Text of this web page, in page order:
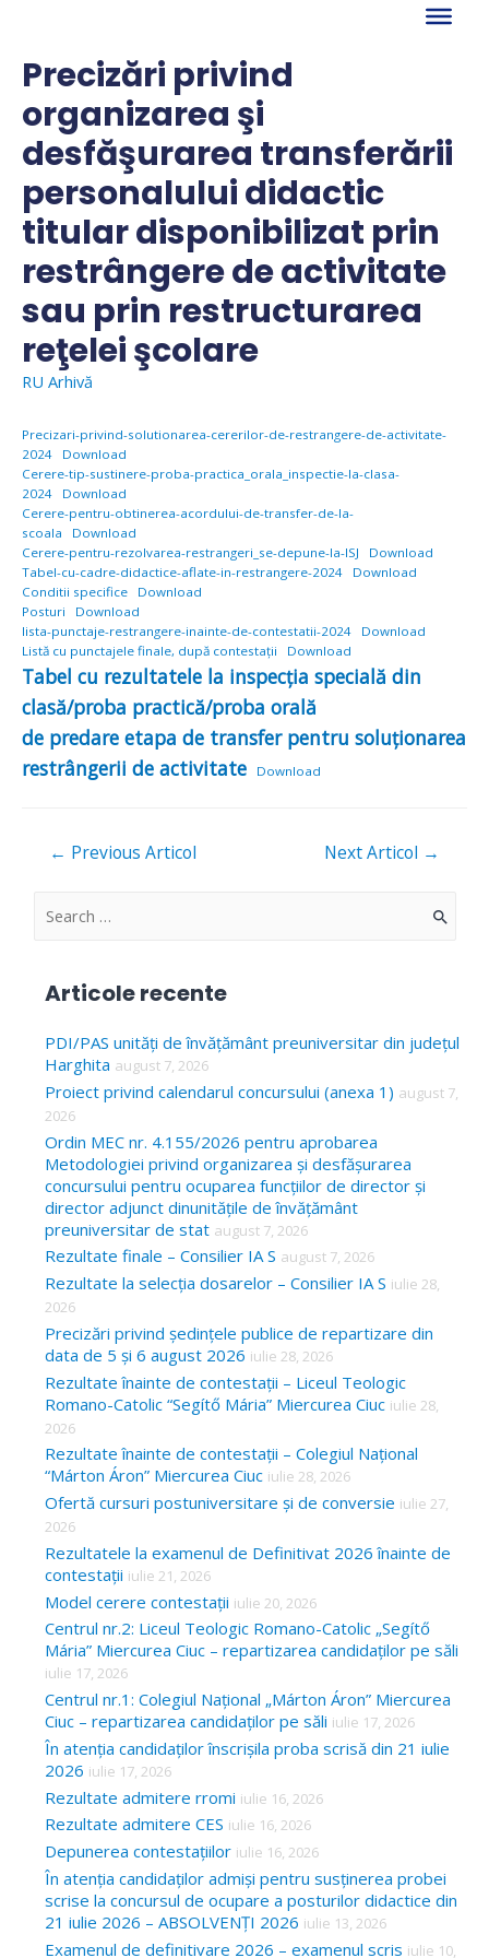
contentPrecizări privind
organizarea şi
desfăşurarea transferării
personalului didactic
titular disponibilizat prin
restrângere de activitate
sau prin restructurarea
reţelei şcolare
RU Arhivă
Precizari-privind-solutionarea-cererilor-de-restrangere-de-activitate-
2024
Download
Cerere-tip-sustinere-proba-practica_orala_inspectie-la-clasa-
2024
Download
Cerere-pentru-obtinerea-acordului-de-transfer-de-la-
scoala
Download
Cerere-pentru-rezolvarea-restrangeri_se-depune-la-ISJ
Download
Tabel-cu-cadre-didactice-aflate-in-restrangere-2024
Download
Conditii specifice
Download
Posturi
Download
lista-punctaje-restrangere-inainte-de-contestatii-2024
Download
Listă cu punctajele finale, după contestații
Download
Tabel cu rezultatele la inspecția specială din
clasă/proba practică/proba orală
de predare etapa de transfer pentru soluționarea
restrângerii de activitate
Download
Navigare
← Previous Articol Next Articol →
S
c
h
f
o
r
Articole recente
PDI/PAS unități de învățământ preuniversitar din județul
Harghita august 7, 2026
Proiect privind calendarul concursului (anexa 1) august 7,
2026
Ordin MEC nr. 4.155/2026 pentru aprobarea
Metodologiei privind organizarea și desfășurarea
concursului pentru ocuparea funcțiilor de director și
director adjunct dinunitățile de învățământ
preuniversitar de stat august 7, 2026
Rezultate finale – Consilier IA S august 7, 2026
Rezultate la selecția dosarelor – Consilier IA S iulie 28,
2026
Precizări privind ședințele publice de repartizare din
data de 5 și 6 august 2026 iulie 28, 2026
Rezultate înainte de contestații – Liceul Teologic
Romano-Catolic “Segítő Mária” Miercurea Ciuc iulie 28,
2026
Rezultate înainte de contestații – Colegiul Național
“Márton Áron” Miercurea Ciuc iulie 28, 2026
Ofertă cursuri postuniversitare și de conversie iulie 27,
2026
Rezultatele la examenul de Definitivat 2026 înainte de
contestații iulie 21, 2026
Model cerere contestații iulie 20, 2026
Centrul nr.2: Liceul Teologic Romano-Catolic „Segítő
Mária” Miercurea Ciuc – repartizarea candidaților pe săli
iulie 17, 2026
Centrul nr.1: Colegiul Național „Márton Áron” Miercurea
Ciuc – repartizarea candidaților pe săli iulie 17, 2026
În atenția candidaților înscrișila proba scrisă din 21 iulie
2026 iulie 17, 2026
Rezultate admitere rromi iulie 16, 2026
Rezultate admitere CES iulie 16, 2026
Depunerea contestațiilor iulie 16, 2026
În atenția candidaților admiși pentru susținerea probei
scrise la concursul de ocupare a posturilor didactice din
21 iulie 2026 – ABSOLVENȚI 2026 iulie 13, 2026
Examenul de definitivare 2026 – examenul scris iulie 10,